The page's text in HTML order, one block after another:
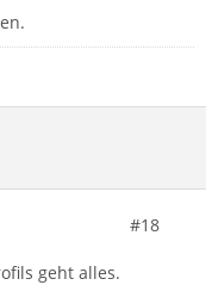
#18
geht alles.